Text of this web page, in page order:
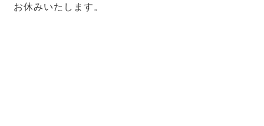
お休みいたします。